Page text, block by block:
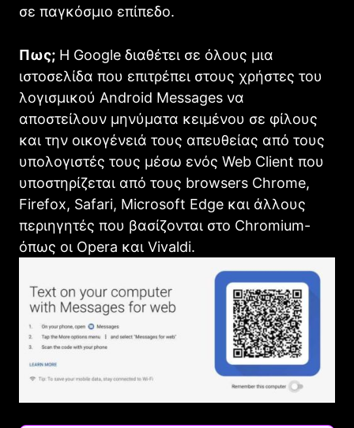
σε παγκόσμιο επίπεδο.
Πως; Η Google διαθέτει σε όλους μια
ιστοσελίδα που επιτρέπει στους χρήστες του
λογισμικού Android Messages να
αποστείλουν μηνύματα κειμένου σε φίλους
και την οικογένειά τους απευθείας από τους
υπολογιστές τους μέσω ενός Web Client που
υποστηρίζεται από τους browsers Chrome,
Firefox, Safari, Microsoft Edge και άλλους
περιηγητές που βασίζονται στο Chromium-
όπως οι Opera και Vivaldi.